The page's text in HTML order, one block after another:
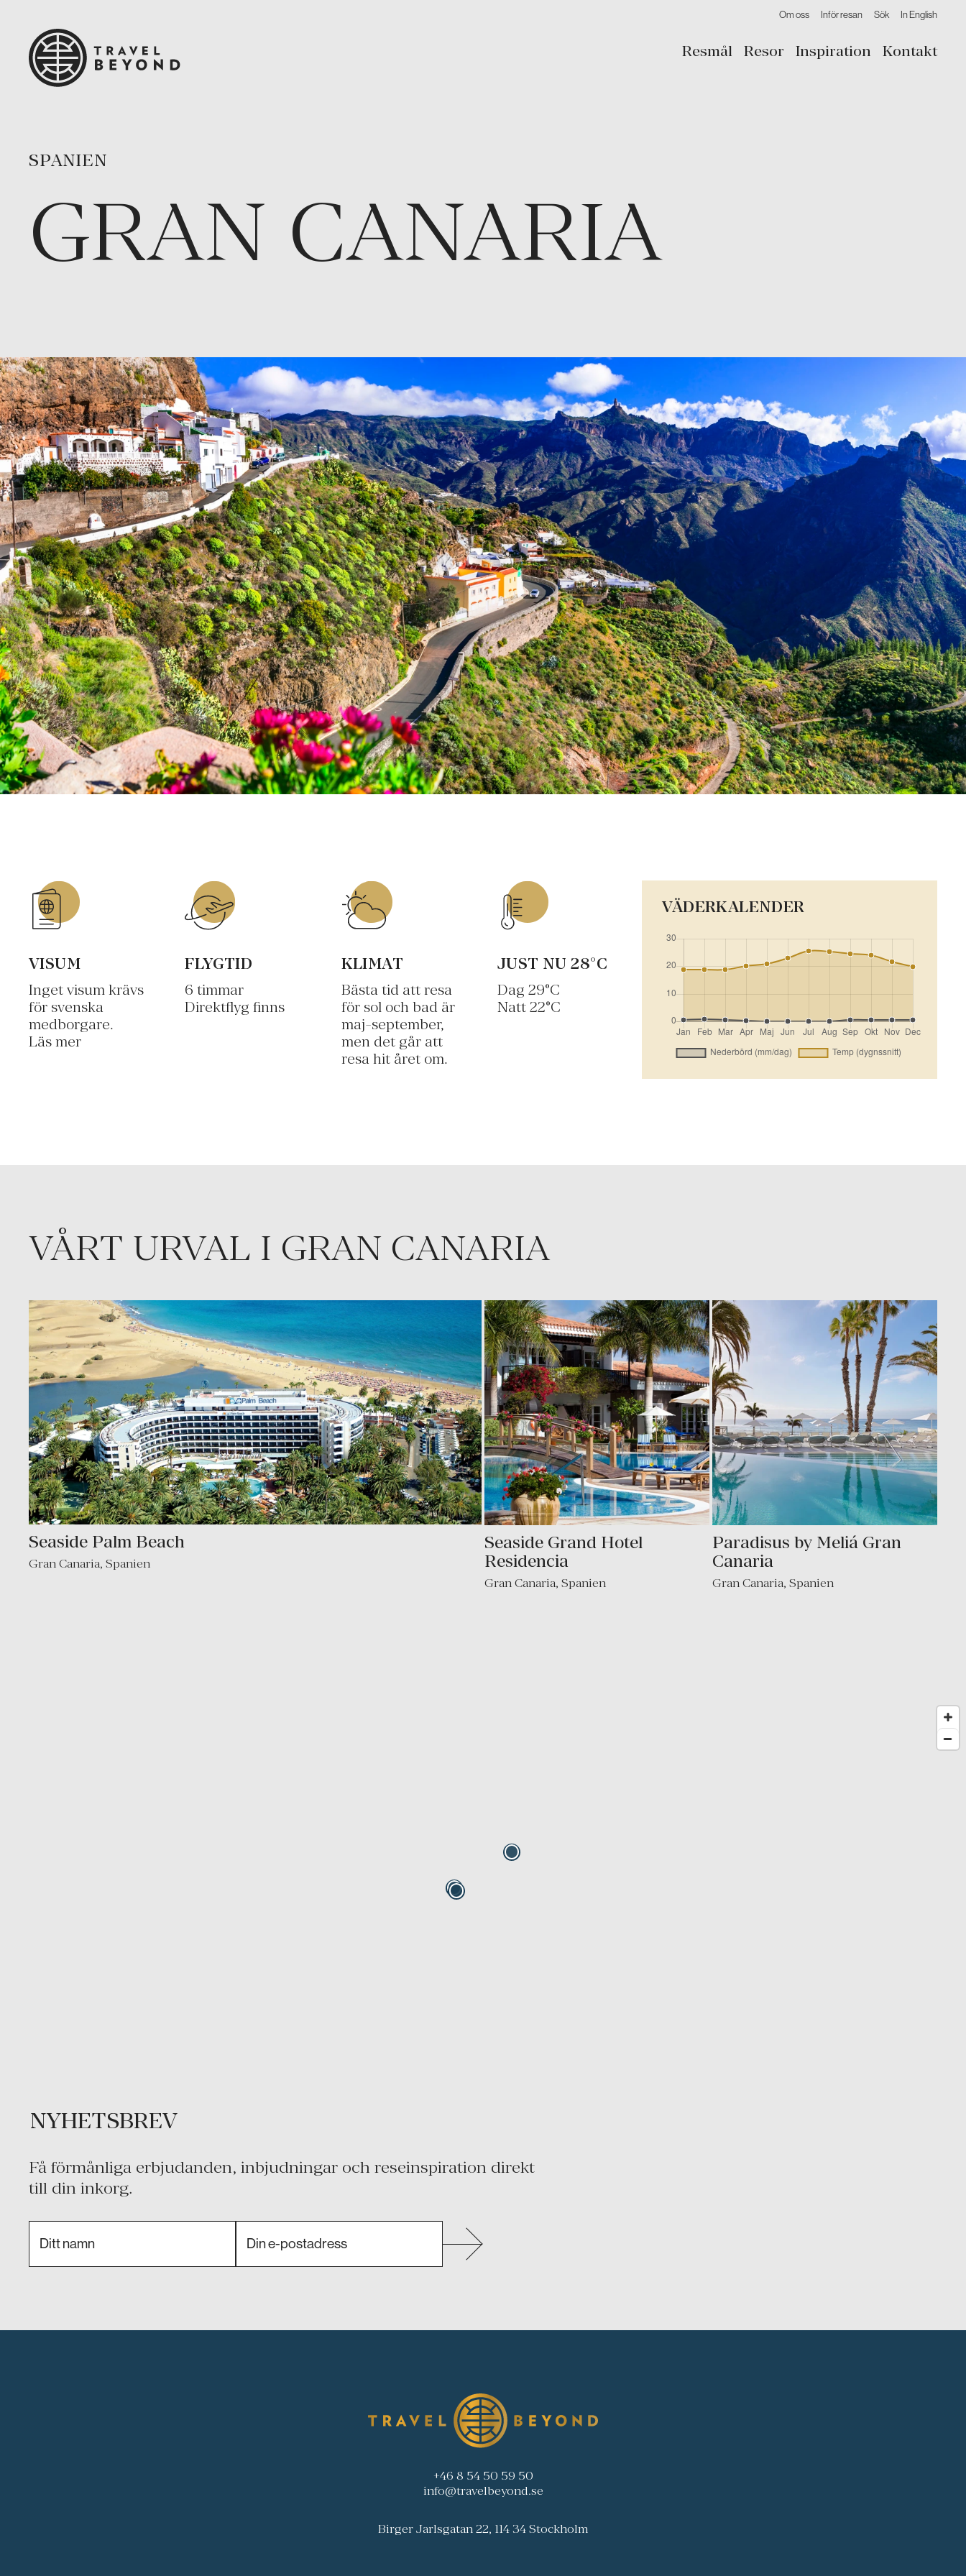
Om oss Inför resan Sök In English
Resmål Resor Inspiration Kontakt
GRAN CANARIA
SPANIEN
VISUM
Inget visum krävs
för svenska
medborgare.
Läs mer
FLYGTID
6 timmar
Direktflyg finns
KLIMAT
Bästa tid att resa
för sol och bad är
maj-september,
men det går att
resa hit året om.
JUST NU28°C
Dag 29°C
Natt 22°C
VÄDERKALENDER
VÅRT URVAL I GRAN CANARIA
Seaside Palm Beach
Gran Canaria, Spanien
Seaside Grand Hotel
Residencia
Gran Canaria, Spanien
Paradisus by Meliá Gran
Canaria
Gran Canaria, Spanien
NYHETSBREV
Få förmånliga erbjudanden, inbjudningar och reseinspiration direkt
till din inkorg.
+46 8 54 50 59 50
info@travelbeyond.se
Birger Jarlsgatan 22, 114 34 Stockholm